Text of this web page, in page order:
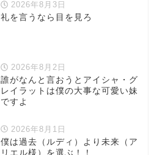
2026年8月3日
礼を言うなら目を見ろ
2026年8月2日
誰がなんと言おうとアイシャ・グ
レイラットは僕の大事な可愛い妹
ですよ
2026年8月1日
僕は過去（ルディ）より未来（ア
リエル様）を選ぶ！！